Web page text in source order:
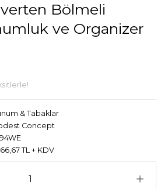
Bölmeli
ve Organizer
& Tabaklar
Concept
TL + KDV